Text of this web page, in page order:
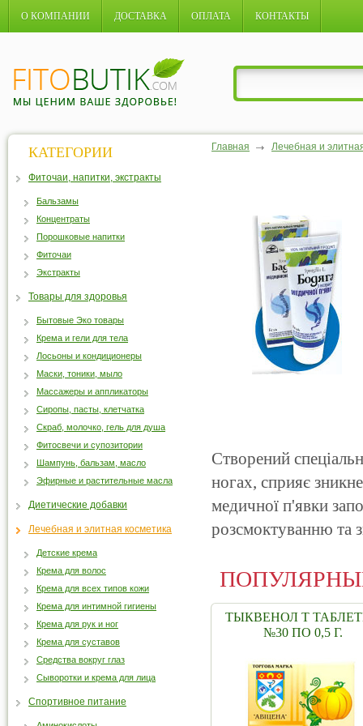
О КОМПАНИИ ДОСТАВКА ОПЛАТА КОНТАКТЫ
Главная Лечебная и
Створений
ногах, сприяє
медичної п'явки
розсмоктуванню та
ТЫКВЕНОЛ Т
№30 ПО 0,5 Г.
КАТЕГОРИИ
Фиточаи, напитки, экстракты
Бальзамы
Концентраты
Порошковые напитки
Фиточаи
Экстракты
Товары для здоровья
Бытовые Эко товары
Крема и гели для тела
Лосьоны и кондиционеры
Маски, тоники, мыло
Массажеры и аппликаторы
Сиропы, пасты, клетчатка
Скраб, молочко, гель для душа
Фитосвечи и супозитории
Шампунь, бальзам, масло
Эфирные и растительные масла
Диетические добавки
Лечебная и элитная косметика
Детские крема
Крема для волос
Крема для всех типов кожи
Крема для интимной гигиены
Крема для рук и ног
Крема для суставов
Средства вокруг глаз
Сыворотки и крема для лица
Спортивное питание